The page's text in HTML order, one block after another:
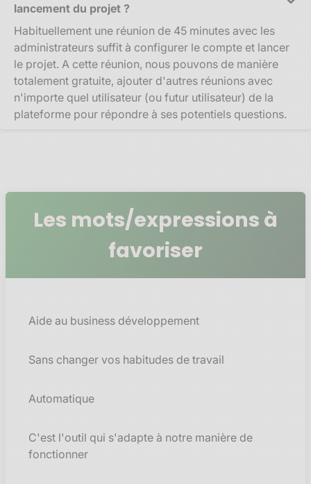
lancement du projet ?
Habituellement une réunion de 45 minutes avec les
administrateurs suffit à configurer le compte et lancer
le projet. A cette réunion, nous pouvons de manière
totalement gratuite, ajouter d'autres réunions avec
n'importe quel utilisateur (ou futur utilisateur) de la
plateforme pour répondre à ses potentiels questions.
Les mots/expressions à
favoriser
Aide au business développement
Sans changer vos habitudes de travail
Automatique
C'est l'outil qui s'adapte à notre manière de
fonctionner